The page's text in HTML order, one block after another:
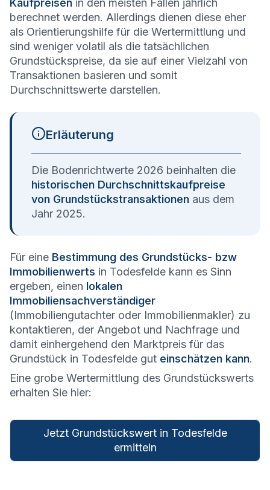
Kaufpreisen in den meisten Fällen jährlich
berechnet werden. Allerdings dienen diese eher
als Orientierungshilfe für die Wertermittlung und
sind weniger volatil als die tatsächlichen
Grundstückspreise, da sie auf einer Vielzahl von
Transaktionen basieren und somit
Durchschnittswerte darstellen.
Erläuterung
Die Bodenrichtwerte 2026 beinhalten die
historischen Durchschnittskaufpreise
von Grundstückstransaktionen aus dem
Jahr 2025.
Für eine Bestimmung des Grundstücks- bzw
Immobilienwerts in Todesfelde kann es Sinn
ergeben, einen lokalen
Immobiliensachverständiger
(Immobiliengutachter oder Immobilienmakler) zu
kontaktieren, der Angebot und Nachfrage und
damit einhergehend den Marktpreis für das
Grundstück in Todesfelde gut einschätzen kann.
Eine grobe Wertermittlung des Grundstückswerts
erhalten Sie hier:
Jetzt Grundstückswert in Todesfelde
ermitteln